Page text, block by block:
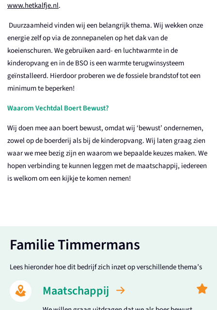
www.hetkalfje.nl.
Duurzaamheid vinden wij een belangrijk thema. Wij wekken onze
energie zelf op via de zonnepanelen op het dak van de
koeienschuren. We gebruiken aard- en luchtwarmte in de
kinderopvang en in de BSO is een warmte terugwinsysteem
geïnstalleerd. Hierdoor proberen we de fossiele brandstof tot een
minimum te beperken!
Waarom Vechtdal Boert Bewust?
Wij doen mee aan boert bewust, omdat wij ‘bewust’ ondernemen,
zowel op de boerderij als bij de kinderopvang. Wij laten graag zien
waar we mee bezig zijn en waarom we bepaalde keuzes maken. We
hopen verbinding te kunnen leggen met de maatschappij, iedereen
is welkom om een kijkje te komen nemen!
Familie Timmermans
Lees hieronder hoe dit bedrijf zich inzet op verschillende thema’s
Maatschappij